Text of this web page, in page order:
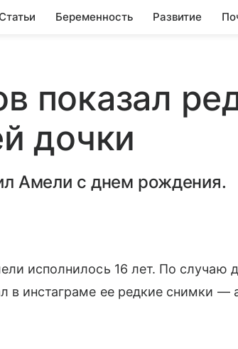
Беременность Развитие
показал
дочки
Амели с днем рождения.
исполнилось 16 лет. По случаю
в инстаграме ее редкие снимки —